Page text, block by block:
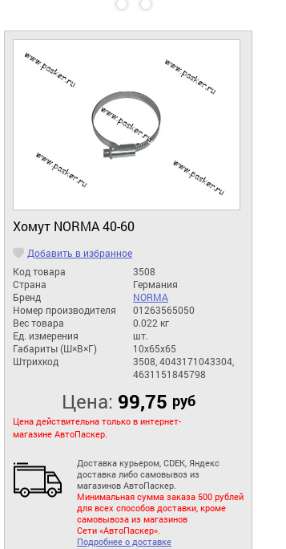
Хомут NORMA 40-60
Добавить в избранное
Код товара
3508
Страна
Германия
Бренд
NORMA
Номер производителя
01263565050
Вес товара
0.022 кг
Ед. измерения
шт.
Габариты (Ш×В×Г)
10x65x65
Штрихкод
3508, 4043171043304,
4631151845798
Цена: 99,75 руб
Цена действительна только в интернет-
магазине АвтоПаскер.
Доставка курьером, CDEK, Яндекс
доставка либо самовывоз из
магазинов АвтоПаскер.
Минимальная сумма заказа 500 рублей
для всех способов доставки, кроме
самовывоза из магазинов
Сети «АвтоПаскер».
Подробнее о доставке